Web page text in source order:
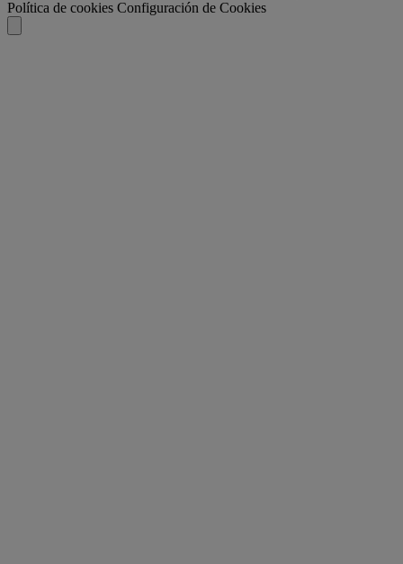
Política de cookies Configuración de Cookies